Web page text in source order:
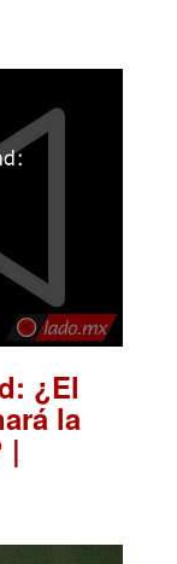
¿El
la
|